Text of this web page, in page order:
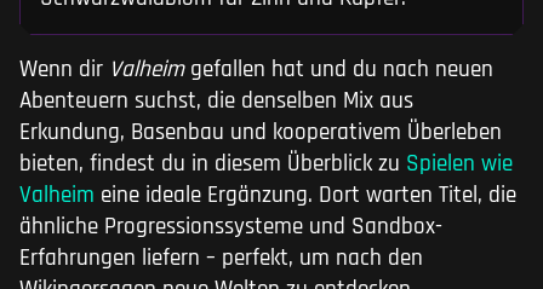
Wenn dir Valheimgefallen hat und du nach neuen
Abenteuern suchst, die denselben Mix aus
Erkundung, Basenbau und kooperativem Überleben
bieten, findest du in diesem Überblick zu Spielen wie
Valheim eine ideale Ergänzung. Dort warten Titel, die
ähnliche Progressionssysteme und Sandbox-
Erfahrungen liefern – perfekt, um nach den